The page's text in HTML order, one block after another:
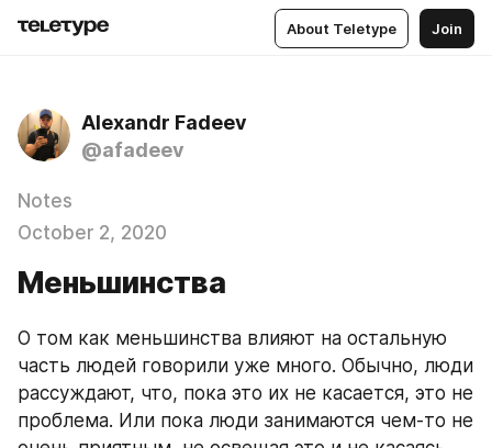
About Teletype Join
Alexandr Fadeev
@afadeev
Notes
October 2, 2020
Меньшинства
О том как меньшинства влияют на остальную
часть людей говорили уже много. Обычно, люди
рассуждают, что, пока это их не касается, это не
проблема. Или пока люди занимаются чем-то не